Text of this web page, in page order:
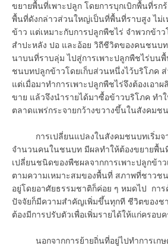
ขยายพื้นที่เพาะปลูก โดยการบุกเบิกพื้นที่รก
พื้นที่ดังกล่าวส่วนใหญ่เป็นที่พื้นที่ราบสูง ไม่เ
ข้าว แต่เหมาะกับการปลูกพืชไร่ จำพวกข้า
สำปะหลัง ปอ และอ้อย วิถีชีวิตของคนชนบท
นาบนที่ราบลุ่ม ไปสู่การเพาะปลูกพืชไร่บน
ชนบทปลูกข้าวโดยเก็บส่วนหนึ่งไว้บริโภค
แต่เมื่อมาทำการเพาะปลูกพืชไร่จึงต้องเอา
ขาย แล้วจึงนำรายได้มาซื้อข้าวบริโภค ทำ
ตลาดแพร่กระจายกว้างขวางขึ้นในสังคม
การเปลี่ยนแปลงในสังคมชนบทเริ่มจา
จำนวนคนในชนบท มีผลทำให้ต้องขยายพื้น
เปลี่ยนชนิดของพืชผลจากการเพาะปลูกข้า
ตามความเหมาะสมของพื้นที่ สภาพที่ชาวช
อยู่โดยอาศัยธรรมชาติก็ค่อย ๆ หมดไป การ
ปัจจัยก็มีความสำคัญเพิ่มขึ้นทุกที ชีวิตของช
ต้องมีการปรับตัวเพื่อเพิ่มรายได้ให้แก่ครอบค
นอกจากการย้ายถิ่นที่อยู่ไปทำการเกษ